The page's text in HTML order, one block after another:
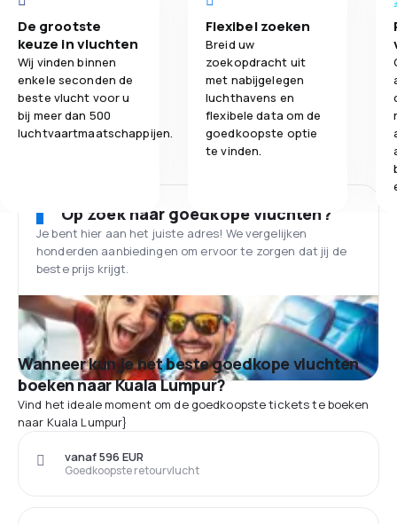
De grootste
keuze in vluchten
Wij vinden binnen
enkele seconden de
beste vlucht voor u
bij meer dan 500
luchtvaartmaatschappijen.
Flexibel zoeken
Breid uw
zoekopdracht uit
met nabijgelegen
luchthavens en
flexibele data om de
goedkoopste optie
te vinden.
Op zoek naar goedkope vluchten?
Je bent hier aan het juiste adres! We vergelijken
honderden aanbiedingen om ervoor te zorgen dat jij de
beste prijs krijgt.
Wanneer kun je het beste goedkope vluchten
boeken naar Kuala Lumpur?
Vind het ideale moment om de goedkoopste tickets te boeken
naar Kuala Lumpur}
Goedkoopste retourvlucht
vanaf 596 EUR